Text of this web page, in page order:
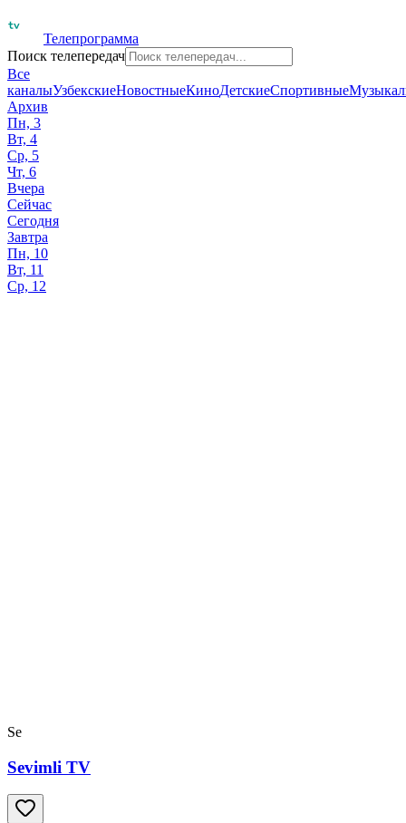
Телепрограмма
Поиск телепередач
Все
каналыУзбекскиеНовостныеКиноДетскиеСпортивные
Архив
Пн, 3
Вт, 4
Ср, 5
Чт, 6
Вчера
Сейчас
Сегодня
Завтра
Пн, 10
Вт, 11
Ср, 12
Se
Sevimli TV